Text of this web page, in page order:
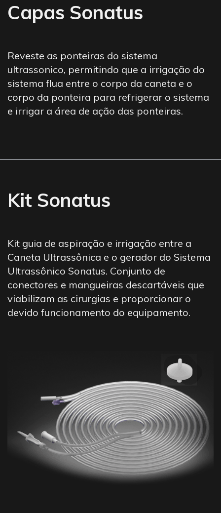
Capas Sonatus
Reveste as ponteiras do sistema
ultrassonico, permitindo que a irrigação do
sistema flua entre o corpo da caneta e o
corpo da ponteira para refrigerar o sistema
e irrigar a área de ação das ponteiras.
Kit Sonatus
Kit guia de aspiração e irrigação entre a
Caneta Ultrassônica e o gerador do Sistema
Ultrassônico Sonatus. Conjunto de
conectores e mangueiras descartáveis que
viabilizam as cirurgias e proporcionar o
devido funcionamento do equipamento.